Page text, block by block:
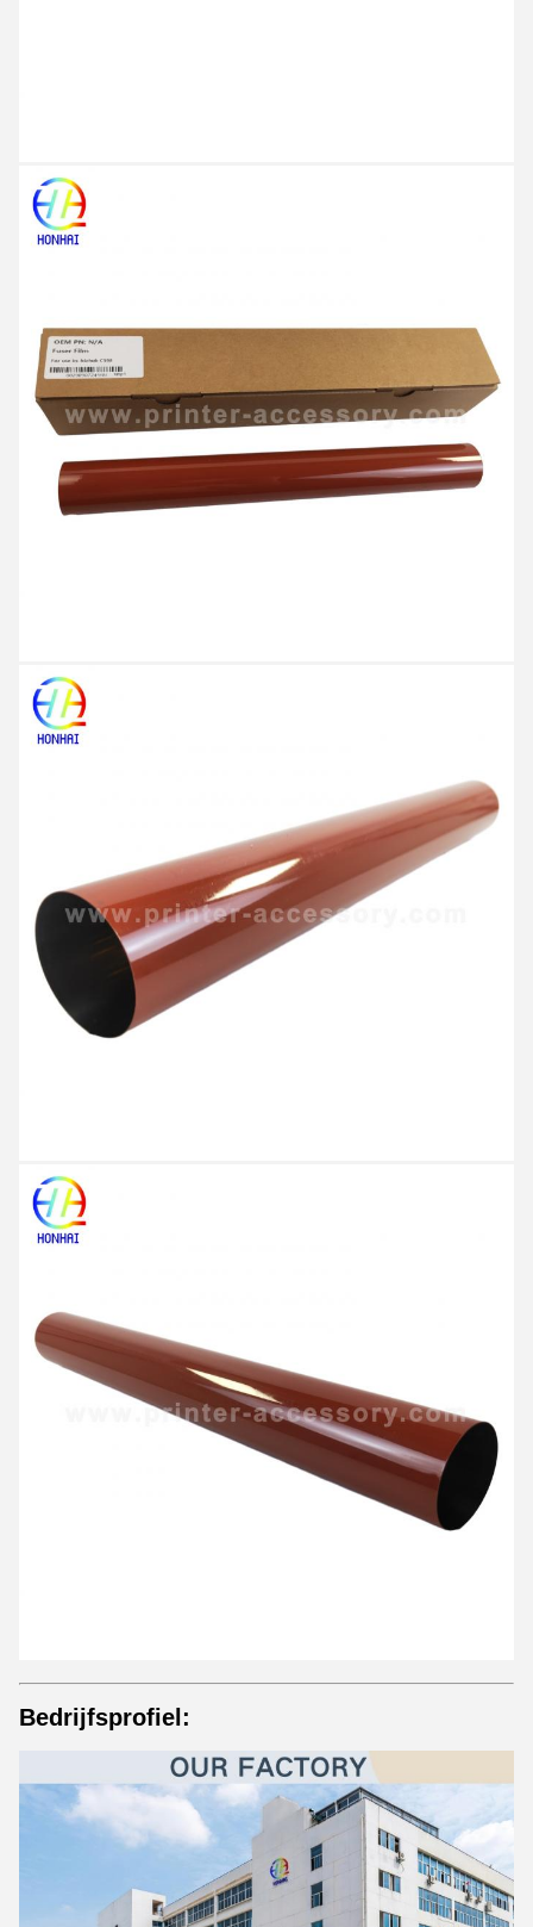
Bedrijfsprofiel: